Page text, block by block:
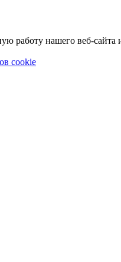
работу нашего веб-сайта
cookie